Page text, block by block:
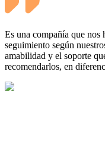
Es una compañía que nos
seguimiento según
amabilidad y el soporte
recomendarlos, en